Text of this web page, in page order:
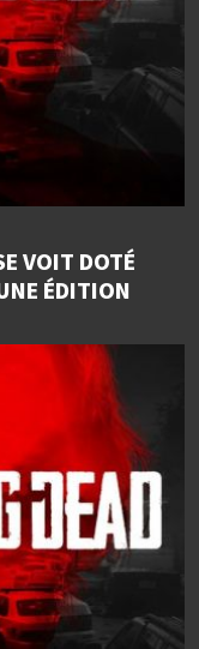
VOIT DOTÉ
ÉDITION